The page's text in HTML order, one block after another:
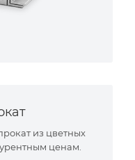
из цветных
ценам.